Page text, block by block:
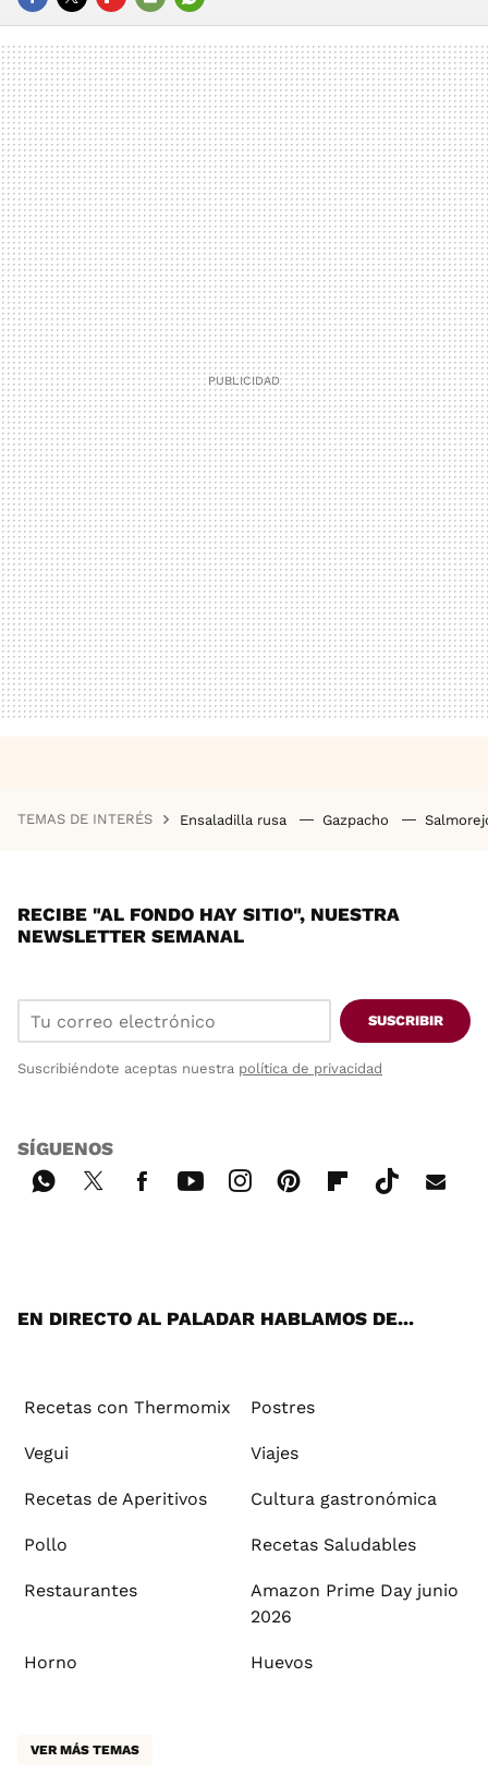
FACEBOOK
TWITTERFLIPBOARD
E-
MAIL
WHATSAPP
TEMAS DE INTERÉS Ensaladilla rusa Gazpacho
RECIBE "AL FONDO HAY SITIO", NUESTRA
NEWSLETTER SEMANAL
SUSCRIBIR
Suscribiéndote aceptas nuestra política de privacidad
SÍGUENOS
EN DIRECTO AL PALADAR HABLAMOS DE...
Recetas con Thermomix Postres
Vegui Viajes
Recetas de Aperitivos Cultura gastronómica
Pollo Recetas Saludables
Restaurantes
Amazon Prime Day junio
2026
Horno Huevos
VER MÁS TEMAS